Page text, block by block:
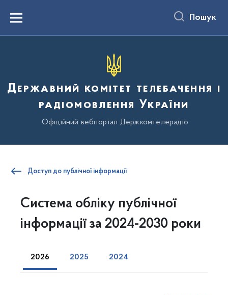
вмістуMenu Пошук
Державний комітет телебачення і
радіомовлення України
Офіційний вебпортал Держкомтелерадіо
Доступ до публічної інформації
Система обліку публічної
інформації за 2024-2030 роки
2026 2025 2024